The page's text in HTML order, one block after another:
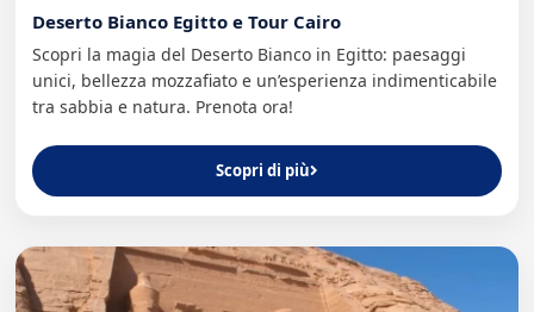
Deserto Bianco Egitto e Tour Cairo
Scopri la magia del Deserto Bianco in Egitto: paesaggi
unici, bellezza mozzafiato e un’esperienza indimenticabile
tra sabbia e natura. Prenota ora!
Scopri di più